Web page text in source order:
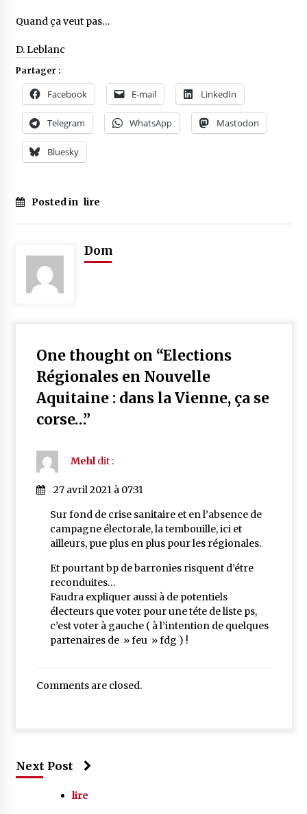
Quand ça veut pas…
D. Leblanc
Partager :
Facebook E-mail LinkedIn
Telegram WhatsApp Mastodon
Bluesky
Posted in lire
Dom
One thought on “Elections
Régionales en Nouvelle
Aquitaine : dans la Vienne, ça se
corse…”
Mehl dit :
27 avril 2021 à 07:31
Sur fond de crise sanitaire et en l’absence de
campagne électorale, la tembouille, ici et
ailleurs, pue plus en plus pour les régionales.
Et pourtant bp de barronies risquent d’étre
reconduites…
Faudra expliquer aussi à de potentiels
électeurs que voter pour une téte de liste ps,
c’est voter à gauche ( à l’intention de quelques
partenaires de » feu » fdg ) !
Comments are closed.
Next Post
lire